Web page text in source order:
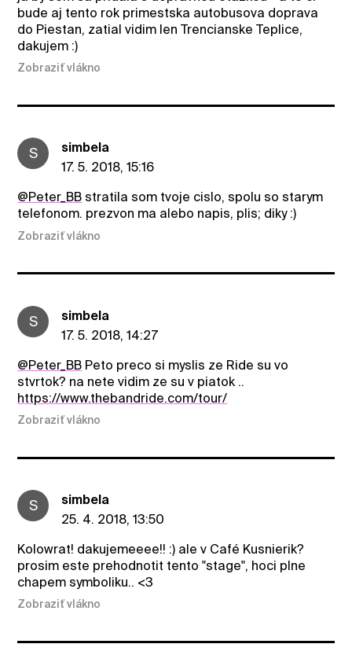
bude aj tento rok primestska autobusova doprava
do Piestan, zatial vidim len Trencianske Teplice,
dakujem :)
Zobraziť vlákno
S
simbela
17. 5. 2018, 15:16
@Peter_BB stratila som tvoje cislo, spolu so starym
telefonom. prezvon ma alebo napis, plis; diky :)
Zobraziť vlákno
S
simbela
17. 5. 2018, 14:27
@Peter_BB Peto preco si myslis ze Ride su vo
stvrtok? na nete vidim ze su v piatok ..
https://www.thebandride.com/tour/
Zobraziť vlákno
S
simbela
25. 4. 2018, 13:50
Kolowrat! dakujemeeee!! :) ale v Café Kusnierik?
prosim este prehodnotit tento "stage", hoci plne
chapem symboliku.. <3
Zobraziť vlákno